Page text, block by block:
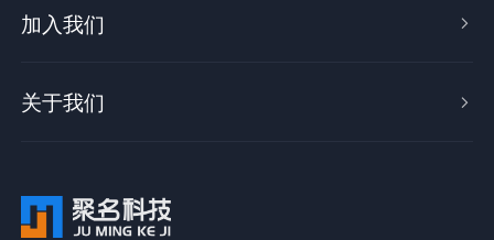
加入我们 
关于我们 